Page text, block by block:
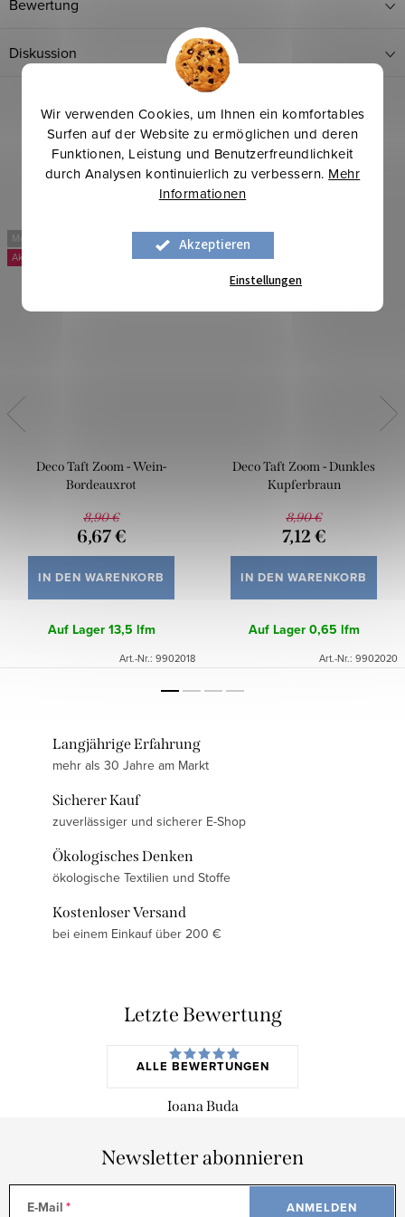
Wir verwenden Cookies, um Ihnen ein komfortables
Surfen auf der Website zu ermöglichen und deren
Funktionen, Leistung und Benutzerfreundlichkeit
durch Analysen kontinuierlich zu verbessern. Mehr
Informationen
Akzeptieren
Einstellungen
Bewertung
Diskussion
Mehr für weniger
Deco Taft Zoom - Wein-
Bordeauxrot
8,90 €
6,67 €
IN DEN WARENKORB
Auf Lager13,5 lfm
Art.-Nr.: 9902018
Mehr für weniger
-20 %
Deco Taft Zoom - Dunkles
Kupferbraun
8,90 €
7,12 €
IN DEN WARENKORB
Auf Lager0,65 lfm
Art.-Nr.: 9902020
Langjährige Erfahrung
mehr als 30 Jahre am Markt
Sicherer Kauf
zuverlässiger und sicherer E-Shop
Ökologisches Denken
ökologische Textilien und Stoffe
Kostenloser Versand
bei einem Einkauf über 200 €
Letzte Bewertung
ALLE BEWERTUNGEN
Ioana Buda
Newsletter abonnieren
E-Mail ANMELDEN